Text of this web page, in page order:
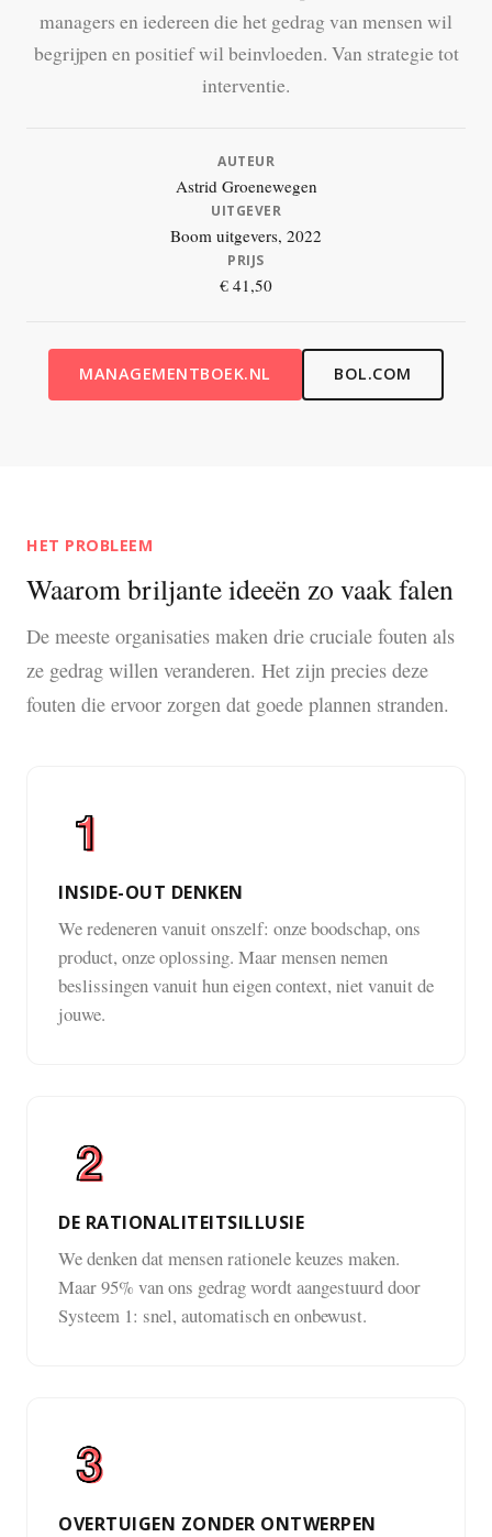
managers en iedereen die het gedrag van mensen wil
begrijpen en positief wil beinvloeden. Van strategie tot
interventie.
AUTEUR
Astrid Groenewegen
UITGEVER
Boom uitgevers, 2022
PRIJS
€ 41,50
MANAGEMENTBOEK.NL BOL.COM
HET PROBLEEM
Waarom briljante ideeën zo vaak falen
De meeste organisaties maken drie cruciale fouten als
ze gedrag willen veranderen. Het zijn precies deze
fouten die ervoor zorgen dat goede plannen stranden.
INSIDE-OUT DENKEN
We redeneren vanuit onszelf: onze boodschap, ons
product, onze oplossing. Maar mensen nemen
beslissingen vanuit hun eigen context, niet vanuit de
jouwe.
DE RATIONALITEITSILLUSIE
We denken dat mensen rationele keuzes maken.
Maar 95% van ons gedrag wordt aangestuurd door
Systeem 1: snel, automatisch en onbewust.
OVERTUIGEN ZONDER ONTWERPEN